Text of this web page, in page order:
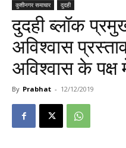
कुशीनगर समाचार दुदही
दुदही ब्लॉक
अविश्वास
अविश्वास के
By Prabhat - 12/12/2019